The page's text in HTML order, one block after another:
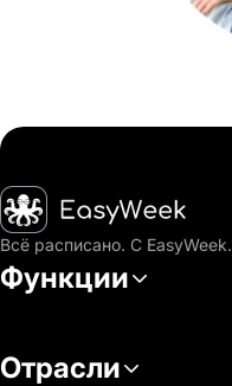
Главная
Всё расписано. С EasyWeek.
Функции
Отрасли